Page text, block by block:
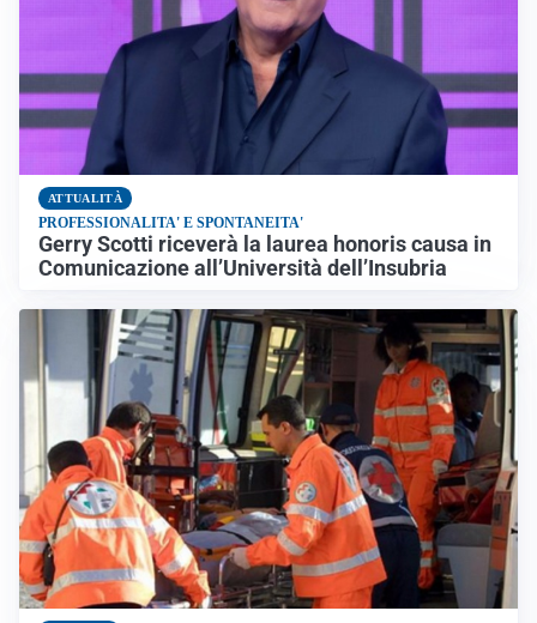
ATTUALITÀ
PROFESSIONALITA' E SPONTANEITA'
Gerry Scotti riceverà la laurea honoris causa in
Comunicazione all’Università dell’Insubria